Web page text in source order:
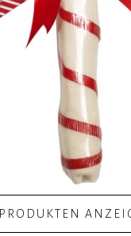
PRODUKTEN